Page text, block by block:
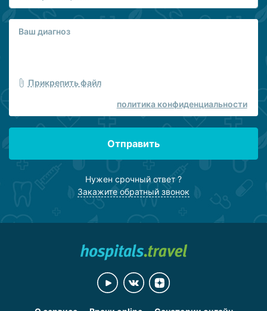
Прикрепить файл
политика конфиденциальности
Отправить
Нужен срочный ответ ?
Закажите обратный звонок